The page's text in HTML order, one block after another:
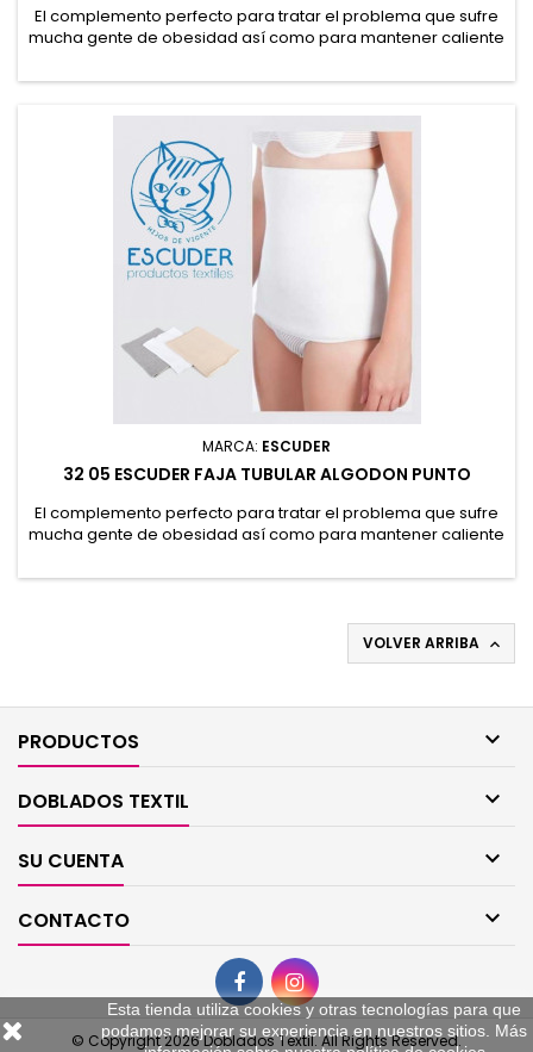
El complemento perfecto para tratar el problema que sufre
mucha gente de obesidad así como para mantener caliente
meses de calor.
MARCA: ESCUDER
32 05 ESCUDER FAJA TUBULAR ALGODON PUNTO
El complemento perfecto para tratar el problema que sufre
mucha gente de obesidad así como para mantener caliente
meses de calor.
VOLVER ARRIBA 
PRODUCTOS 
DOBLADOS TEXTIL 
SU CUENTA 
CONTACTO 
Esta tienda utiliza cookies y otras tecnologías para que
podamos mejorar su experiencia en nuestros sitios. Más
© Copyright 2026 Doblados Textil. All Rights Reserved.